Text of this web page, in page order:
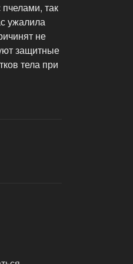
так
ужалила
не
защитные
тела при